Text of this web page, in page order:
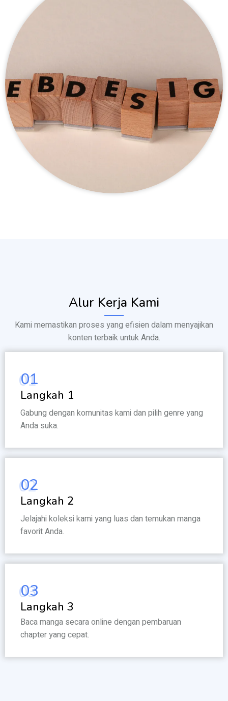
Alur Kerja Kami
Kami memastikan proses yang efisien dalam menyajikan
konten terbaik untuk Anda.
01
Langkah 1
Gabung dengan komunitas kami dan pilih genre yang
Anda suka.
02
Langkah 2
Jelajahi koleksi kami yang luas dan temukan manga
favorit Anda.
03
Langkah 3
Baca manga secara online dengan pembaruan
chapter yang cepat.